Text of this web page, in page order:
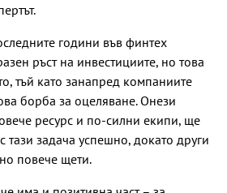
години във финтех
ръст на инвестициите, но това
тъй като занапред компаниите
борба за оцеляване. Онези
ресурс и по-силни екипи, ще
тази задача успешно, докато други
повече щети.